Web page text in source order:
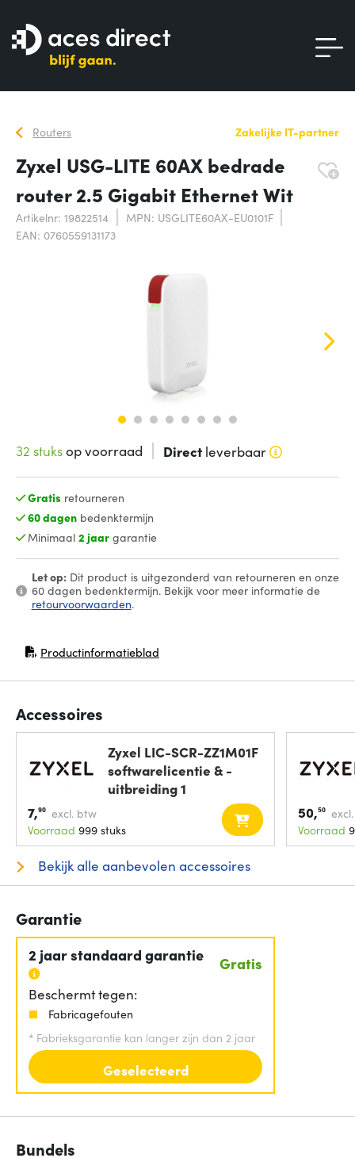
Routers Zakelijke IT-partner
Zyxel USG-LITE 60AX bedrade
router 2.5 Gigabit Ethernet Wit
Artikelnr: 19822514
MPN: USGLITE60AX-EU0101F
EAN: 0760559131173
32 stuksop voorraad Directleverbaar
Gratis retourneren
60 dagenbedenktermijn
Minimaal 2 jaargarantie
Let op:Dit product is uitgezonderd van retourneren en onze
60 dagen bedenktermijn. Bekijk voor meer informatie de
retourvoorwaarden.
Productinformatieblad
(opent in nieuw venster)
Accessoires
Zyxel LIC-SCR-ZZ1M01F
softwarelicentie & -
uitbreiding 1
7,90 excl. btw
Voorraad 999 stuks
50,50
Voorraad
Bekijk alle aanbevolen accessoires
Garantie
2 jaar standaard garantie Gratis
Beschermt tegen:
Fabricagefouten
* Fabrieksgarantie kan langer zijn dan 2 jaar
Geselecteerd
Bundels